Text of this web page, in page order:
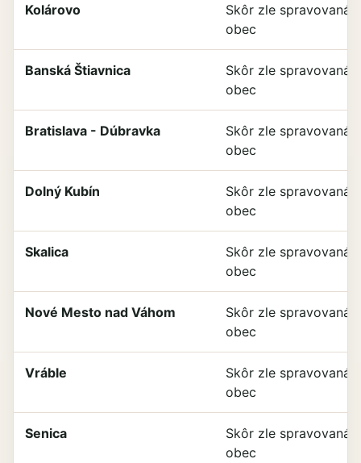
Kolárovo
Skôr zle spravovaná
obec
Banská Štiavnica
Skôr zle spravovaná
obec
Bratislava - Dúbravka
Skôr zle spravovaná
obec
Dolný Kubín
Skôr zle spravovaná
obec
Skalica
Skôr zle spravovaná
obec
Nové Mesto nad Váhom
Skôr zle spravovaná
obec
Vráble
Skôr zle spravovaná
obec
Senica
Skôr zle spravovaná
obec